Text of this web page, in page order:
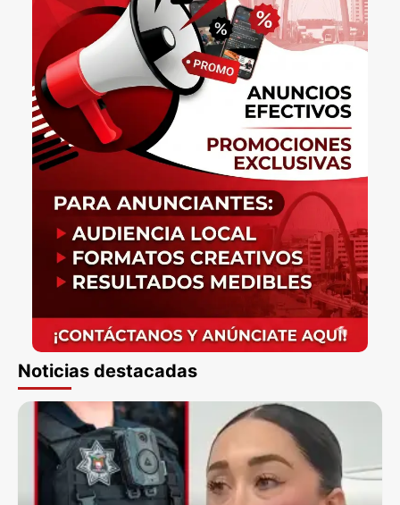
Noticias destacadas